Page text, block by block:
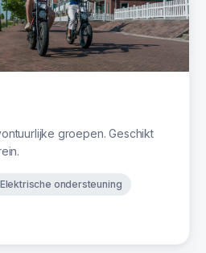
groepen. Geschikt
Elektrische ondersteuning